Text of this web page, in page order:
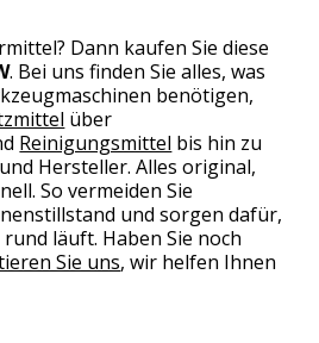
Dann kaufen Sie diese
. Bei uns finden Sie alles, was
benötigen,
über
Reinigungsmittel bis hin zu
Hersteller. Alles original,
So vermeiden Sie
und sorgen dafür,
läuft. Haben Sie noch
Sie uns, wir helfen Ihnen